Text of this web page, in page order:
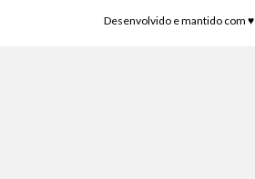
Desenvolvido e mantido com ♥